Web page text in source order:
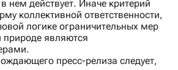
нем действует. Иначе критерий
коллективной ответственности,
логике ограничительных мер
природе являются
пресс-релиза следует,